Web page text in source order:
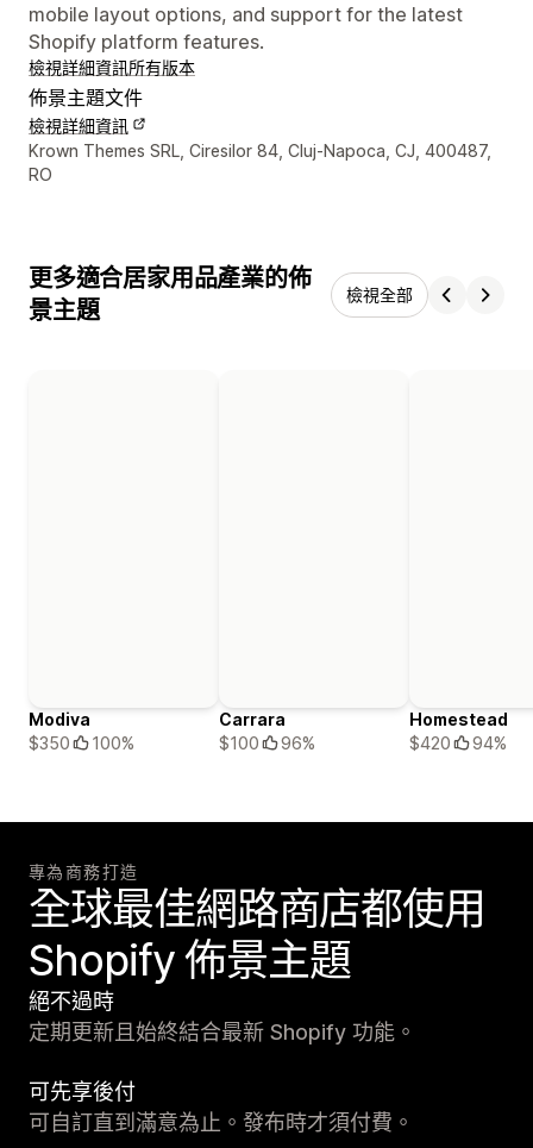
mobile layout options, and support for the latest
Shopify platform features.
檢視詳細資訊所有版本
佈景主題文件
檢視詳細資訊
設計者聯絡詳細資訊
Krown Themes SRL, Ciresilor 84, Cluj-Napoca, CJ, 400487,
RO
更多適合居家用品產業的佈
景主題
檢視全部
Modiva
$350
100%
Carrara
$100
96%
Homestead
$420
94%
專為商務打造
全球最佳網路商店都使用
Shopify 佈景主題
絕不過時
定期更新且始終結合最新 Shopify 功能。
可先享後付
可自訂直到滿意為止。發布時才須付費。